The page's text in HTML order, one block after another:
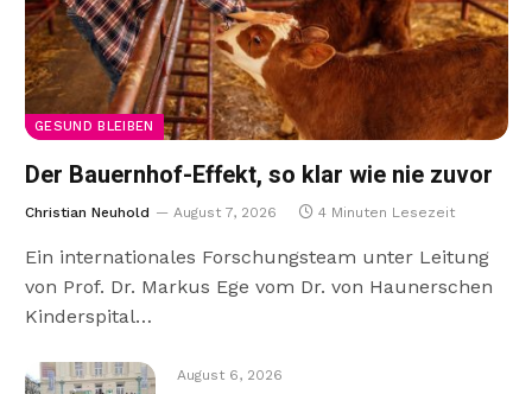
GESUND BLEIBEN
Der Bauernhof-Effekt, so klar wie nie zuvor
Christian Neuhold August 7, 2026 4 Minuten Lesezeit
Ein internationales Forschungsteam unter Leitung
von Prof. Dr. Markus Ege vom Dr. von Haunerschen
Kinderspital…
August 6, 2026